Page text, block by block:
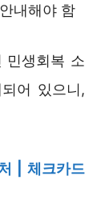
내해야 함
민생회복 소
어 있으니,
| 체크카드